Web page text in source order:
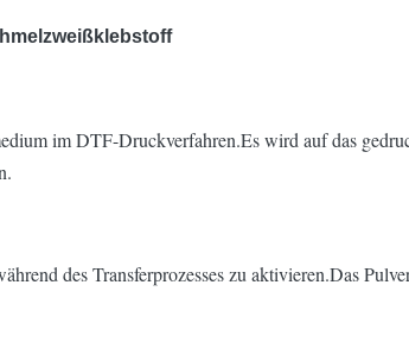
im DTF-Druckverfahren.Es wird auf das
des Transferprozesses zu aktivieren.Das